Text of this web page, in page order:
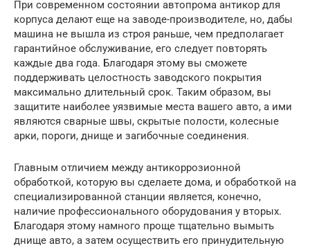
При современном состоянии автопрома антикор для
корпуса делают еще на заводе-производителе, но, дабы
машина не вышла из строя раньше, чем предполагает
гарантийное обслуживание, его следует повторять
каждые два года. Благодаря этому вы сможете
поддерживать целостность заводского покрытия
максимально длительный срок. Таким образом, вы
защитите наиболее уязвимые места вашего авто, а ими
являются сварные швы, скрытые полости, колесные
арки, пороги, днище и загибочные соединения.
Главным отличием между антикоррозионной
обработкой, которую вы сделаете дома, и обработкой на
специализированной станции является, конечно,
наличие профессионального оборудования у вторых.
Благодаря этому намного проще тщательно вымыть
днище авто, а затем осуществить его принудительную